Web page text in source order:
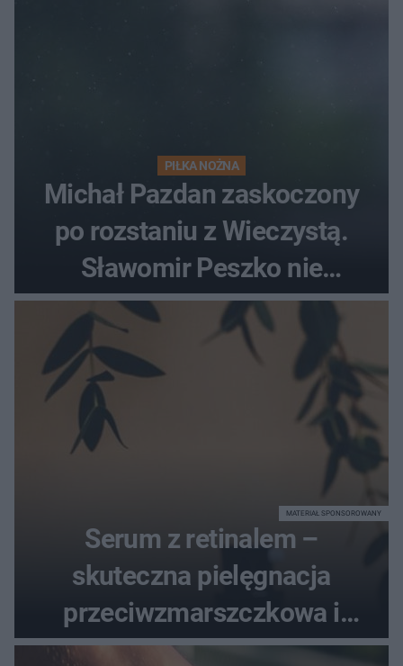
PIŁKA NOŻNA
Michał Pazdan zaskoczony
po rozstaniu z Wieczystą.
Sławomir Peszko nie
dotrzymał słowa?
Serum z retinalem –
skuteczna pielęgnacja
przeciwzmarszczkowa i
regenerująca
MATERIAŁ SPONSOROWANY